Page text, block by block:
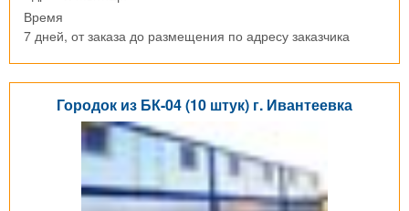
Время
7 дней, от заказа до размещения по адресу заказчика
Городок из БК-04 (10 штук) г. Ивантеевка